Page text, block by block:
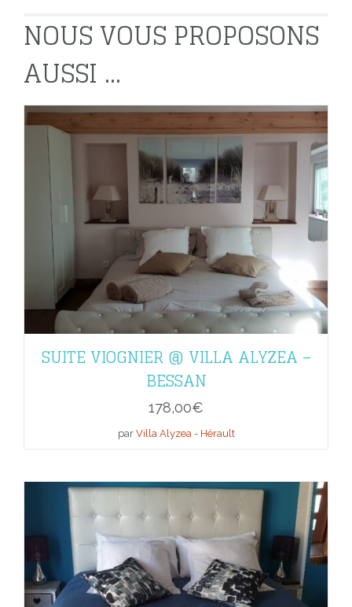
NOUS VOUS PROPOSONS
AUSSI ...
SUITE VIOGNIER @ VILLA ALYZEA –
BESSAN
178,00€
par Villa Alyzea - Hérault